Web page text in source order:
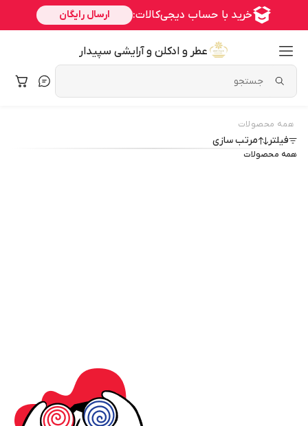
عطر و ادکلن و آرایشی سپیدار
همه محصولات
فیلتر مرتب سازی
همه محصولات